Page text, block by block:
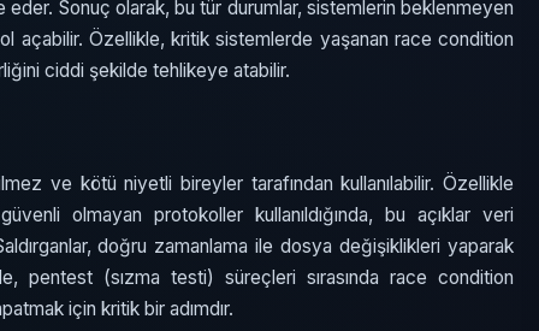
Sonuç olarak, bu tür durumlar, sistemlerin beklenmeyen
açabilir. Özellikle, kritik sistemlerde yaşanan race condition
ciddi şekilde tehlikeye atabilir.
ve kötü niyetli bireyler tarafından kullanılabilir. Özellikle
olmayan protokoller kullanıldığında, bu açıklar veri
doğru zamanlama ile dosya değişiklikleri yaparak
pentest (sızma testi) süreçleri sırasında race condition
için kritik bir adımdır.